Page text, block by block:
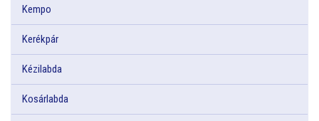
Kempo
Kerékpár
Kézilabda
Kosárlabda